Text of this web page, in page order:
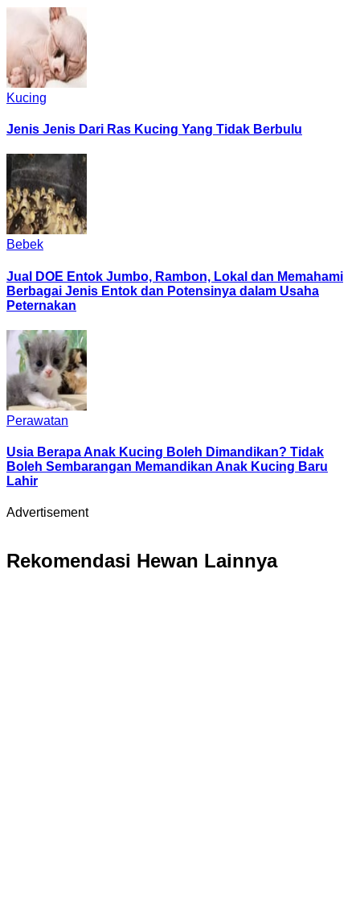
Kucing
Jenis Jenis Dari Ras Kucing Yang Tidak Berbulu
Bebek
Jual DOE Entok Jumbo, Rambon, Lokal dan Memahami
Berbagai Jenis Entok dan Potensinya dalam Usaha
Peternakan
Perawatan
Usia Berapa Anak Kucing Boleh Dimandikan? Tidak
Boleh Sembarangan Memandikan Anak Kucing Baru
Lahir
Advertisement
Rekomendasi Hewan Lainnya